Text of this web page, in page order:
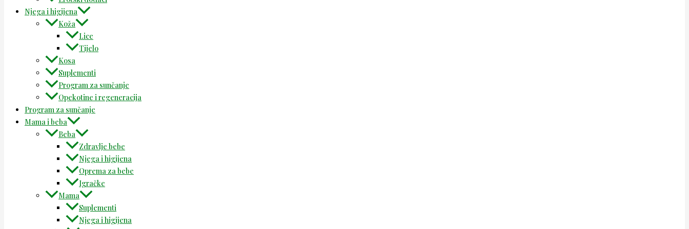
Njega i higijena
Koža
Lice
Tijelo
Kosa
Suplementi
Program za sunčanje
Opekotine i regeneracija
Program za sunčanje
Mama i beba
Beba
Zdravlje bebe
Njega i higijena
Oprema za bebe
Igračke
Mama
Suplementi
Njega i higijena